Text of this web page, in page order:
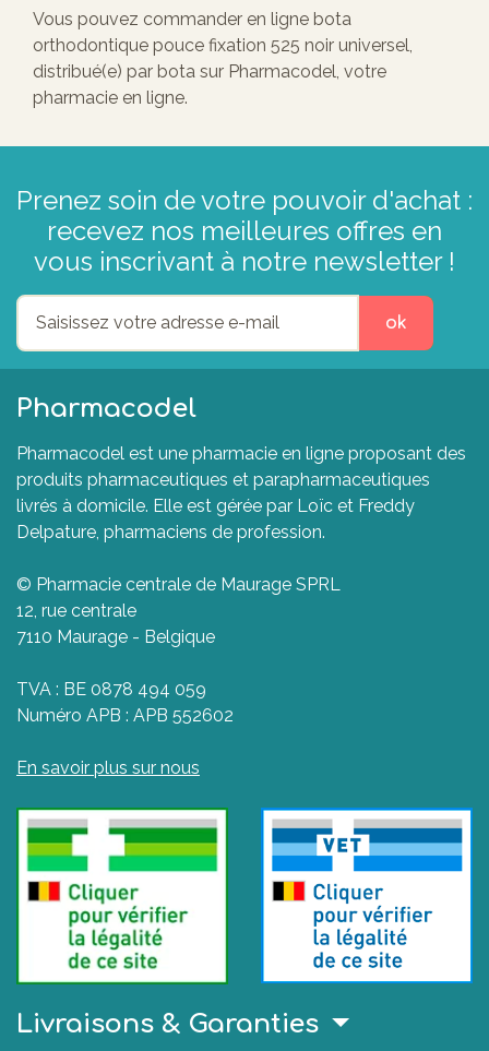
Vous pouvez commander en ligne bota
orthodontique pouce fixation 525 noir universel,
distribué(e) par bota sur Pharmacodel, votre
pharmacie en ligne.
Prenez soin de votre pouvoir d'achat :
recevez nos meilleures offres en
vous inscrivant à notre newsletter !
ok
Pharmacodel
Pharmacodel est une pharmacie en ligne proposant des
produits pharmaceutiques et parapharmaceutiques
livrés à domicile. Elle est gérée par Loïc et Freddy
Delpature, pharmaciens de profession.
© Pharmacie centrale de Maurage SPRL
12, rue centrale
7110 Maurage - Belgique
TVA : BE 0878 494 059
Numéro APB : APB 552602
En savoir plus sur nous
Livraisons & Garanties